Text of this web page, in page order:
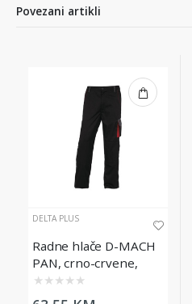
Povezani artikli
DELTA PLUS
Radne hlače D-MACH
PAN, crno-crvene,
veličina M
★ ★ ★ ★ ★